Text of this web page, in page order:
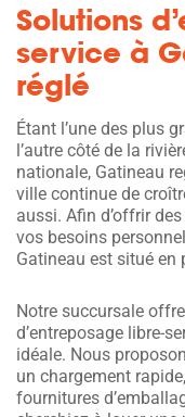
Solutions
service à
réglé
Étant l’une des plus
l’autre côté de la
nationale, Gatineau
ville continue de
aussi. Afin d’offrir
vos besoins
Gatineau est situé
Notre succursale
d’entreposage libre-
idéale. Nous
un chargement
fournitures